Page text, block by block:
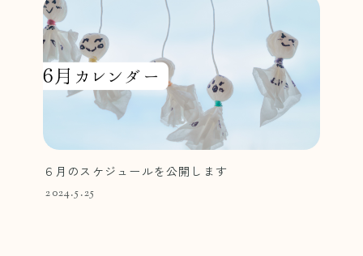
６月のスケジュールを公開します
2024.5.25